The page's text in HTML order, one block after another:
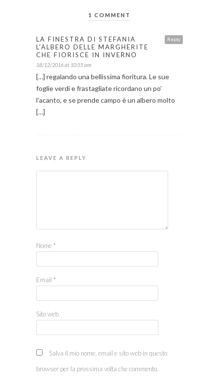
1 COMMENT
Reply
LA FINESTRA DI STEFANIA
L'ALBERO DELLE MARGHERITE
CHE FIORISCE IN INVERNO
18/12/2016 at 10:55 am
[…] regalando una bellissima fioritura. Le sue
foglie verdi e frastagliate ricordano un po’
l’acanto, e se prende campo è un albero molto
[…]
LEAVE A REPLY
Nome *
Email *
Sito web
Salva il mio nome, email e sito web in questo
browser per la prossima volta che commento.